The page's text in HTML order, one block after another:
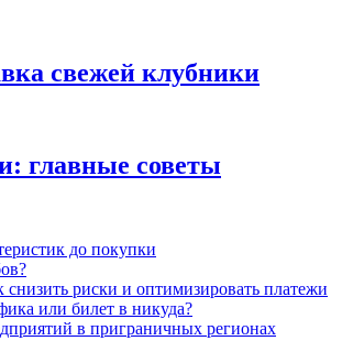
свежей клубники
главные советы
до покупки
снизить риски и оптимизировать платежи
или билет в никуда?
в приграничных регионах